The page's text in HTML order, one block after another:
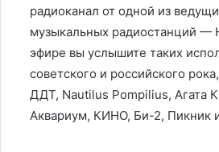
радиоканал от одной из
музыкальных радиостанций —
эфире вы услышите таких
советского и российского
ДДТ, Nautilus Pompilius, Агата
Аквариум, КИНО, Би-2, Пикник